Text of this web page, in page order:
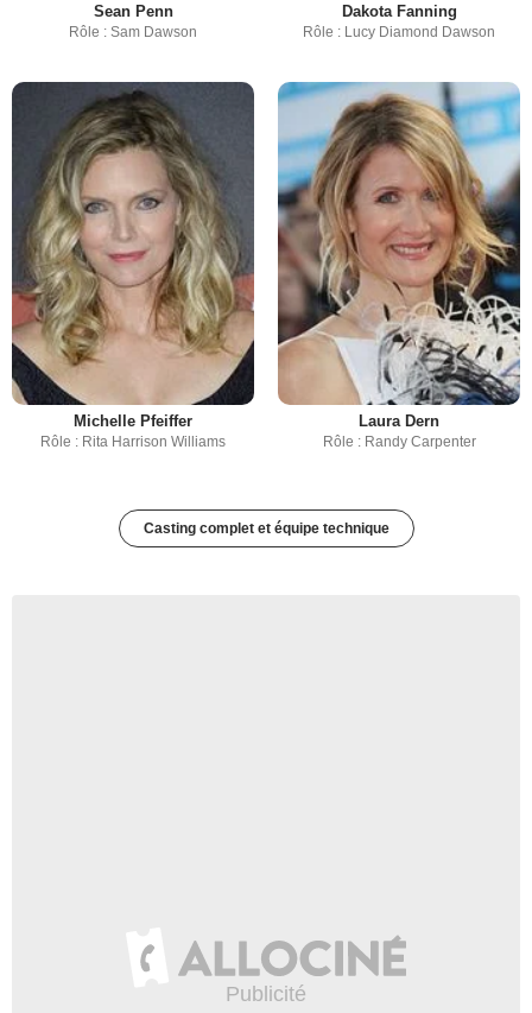
Sean Penn
Rôle : Sam Dawson
Dakota Fanning
Rôle : Lucy Diamond Dawson
Michelle Pfeiffer
Rôle : Rita Harrison Williams
Laura Dern
Rôle : Randy Carpenter
Casting complet et équipe technique